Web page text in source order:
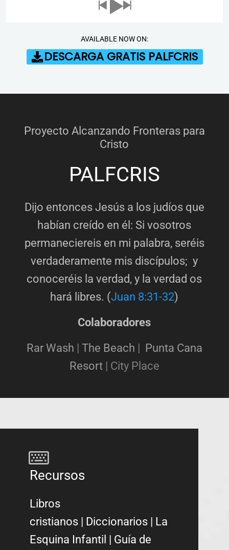
AVAILABLE NOW ON:
DESCARGA GRATIS PALFCRIS
Proyecto Alcanzando Fronteras para
Cristo
PALFCRIS
Dijo entonces Jesús a los judíos que
habían creído en él: Si vosotros
permaneciereis en mi palabra, seréis
verdaderamente mis discípulos; y
conoceréis la verdad, y la verdad os
hará libres. (Juan 8:31-32)
Colaboradores
Rar Wash | The Beach | Punta Cana
Resort| City Place
Recursos
Libros
cristianos | Diccionarios | La
Esquina Infantil | Guía de